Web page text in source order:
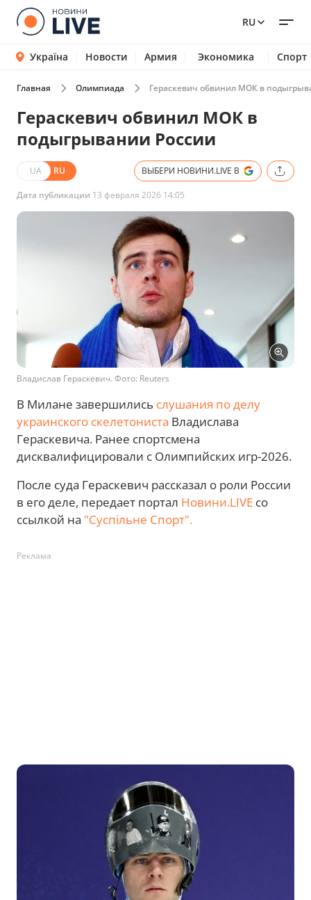
RU
Україна Новости Армия Экономика Спорт
Главная Олимпиада Гераскевич обвинил МОК в
Гераскевич обвинил МОК в
подыгрывании России
UA RU ВЫБЕРИ НОВИНИ.LIVE В
Дата публикации 13 февраля 2026 14:05
Владислав Гераскевич. Фото: Reuters
В Милане завершились слушания по делу
украинского скелетониста Владислава
Гераскевича. Ранее спортсмена
дисквалифицировали с Олимпийских игр-2026.
После суда Гераскевич рассказал о роли России
в его деле, передает портал Новини.LIVE со
ссылкой на "Суспільне Спорт".
Реклама